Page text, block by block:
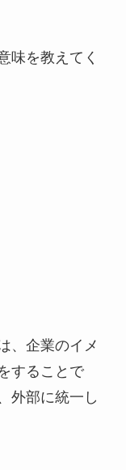
味を教えてく
、企業のイメ
することで
外部に統一し